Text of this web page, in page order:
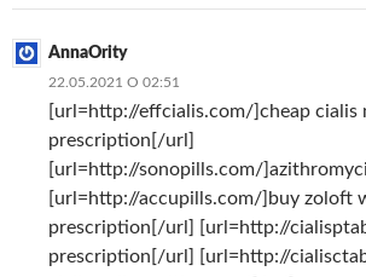
AnnaOrity
22.05.2021 О 02:51
[url=http://effcialis.com/]cheap cialis
prescription[/url]
[url=http://sonopills.com/
[url=http://accupills.com/]buy zoloft
prescription[/url] [url=http://
prescription[/url] [url=http://